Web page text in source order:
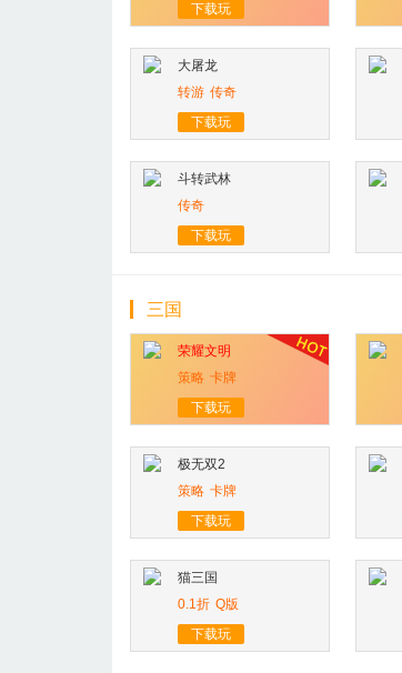
下载玩
大屠龙
转游 传奇
下载玩
斗转武林
传奇
下载玩
三国
荣耀文明
策略 卡牌
下载玩
极无双2
策略 卡牌
下载玩
猫三国
0.1折 Q版
下载玩